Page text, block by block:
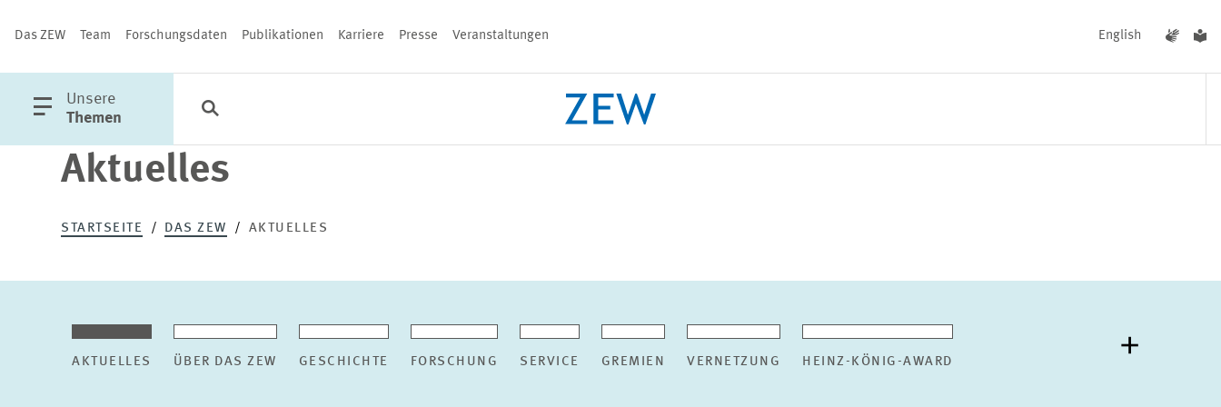
Das ZEW Team Forschungsdaten Publikationen Karriere Presse Veranstaltungen English
öffne
Hauptmenü
Unsere
Themen
Kategorien
Schließen
Aktuelles
STARTSEITE DAS ZEW AKTUELLES
AKTUELLES ÜBER DAS ZEW GESCHICHTE FORSCHUNG SERVICE GREMIEN VERNETZUNG HEINZ-KÖNIG-AWARD